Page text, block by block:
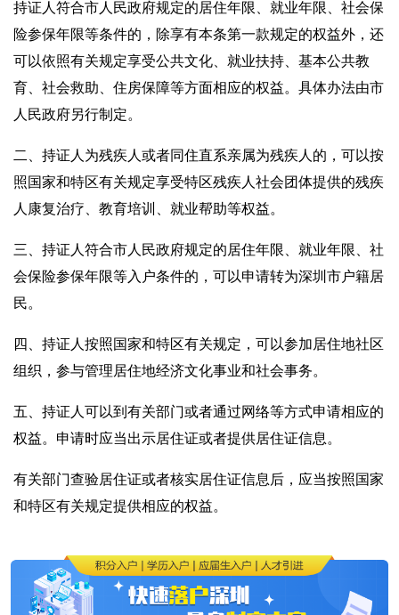
持证人符合市人民政府规定的居住年限、就业年限、社会保
险参保年限等条件的，除享有本条第一款规定的权益外，还
可以依照有关规定享受公共文化、就业扶持、基本公共教
育、社会救助、住房保障等方面相应的权益。具体办法由市
人民政府另行制定。
二、持证人为残疾人或者同住直系亲属为残疾人的，可以按
照国家和特区有关规定享受特区残疾人社会团体提供的残疾
人康复治疗、教育培训、就业帮助等权益。
三、持证人符合市人民政府规定的居住年限、就业年限、社
会保险参保年限等入户条件的，可以申请转为深圳市户籍居
民。
四、持证人按照国家和特区有关规定，可以参加居住地社区
组织，参与管理居住地经济文化事业和社会事务。
五、持证人可以到有关部门或者通过网络等方式申请相应的
权益。申请时应当出示居住证或者提供居住证信息。
有关部门查验居住证或者核实居住证信息后，应当按照国家
和特区有关规定提供相应的权益。